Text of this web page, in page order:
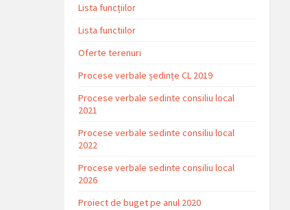
Lista funcțiilor
Lista functiilor
Oferte terenuri
Procese verbale ședințe CL 2019
Procese verbale sedinte consiliu local
2021
Procese verbale sedinte consiliu local
2022
Procese verbale sedinte consiliu local
2026
Proiect de buget pe anul 2020